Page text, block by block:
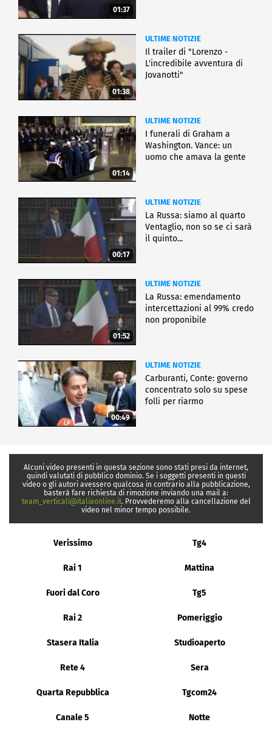
01:37
01:38
ULTIME NOTIZIE
Il trailer di "Lorenzo -
L'incredibile avventura di
Jovanotti"
01:14
ULTIME NOTIZIE
I funerali di Graham a
Washington. Vance: un
uomo che amava la gente
00:17
ULTIME NOTIZIE
La Russa: siamo al quarto
Ventaglio, non so se ci sarà
il quinto...
01:52
ULTIME NOTIZIE
La Russa: emendamento
intercettazioni al 99% credo
non proponibile
00:49
ULTIME NOTIZIE
Carburanti, Conte: governo
concentrato solo su spese
folli per riarmo
Alcuni video presenti in questa sezione sono stati presi da internet,
quindi valutati di pubblico dominio. Se i soggetti presenti in questi
video o gli autori avessero qualcosa in contrario alla pubblicazione,
basterà fare richiesta di rimozione inviando una mail a:
team_verticali@italiaonline.it. Provvederemo alla cancellazione del
video nel minor tempo possibile.
Verissimo Tg4
Rai 1 Mattina
Fuori dal Coro Tg5
Rai 2 Pomeriggio
Stasera Italia Studioaperto
Rete 4 Sera
Quarta Repubblica Tgcom24
Canale 5 Notte